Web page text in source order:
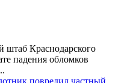
штаб Краснодарского
падения обломков